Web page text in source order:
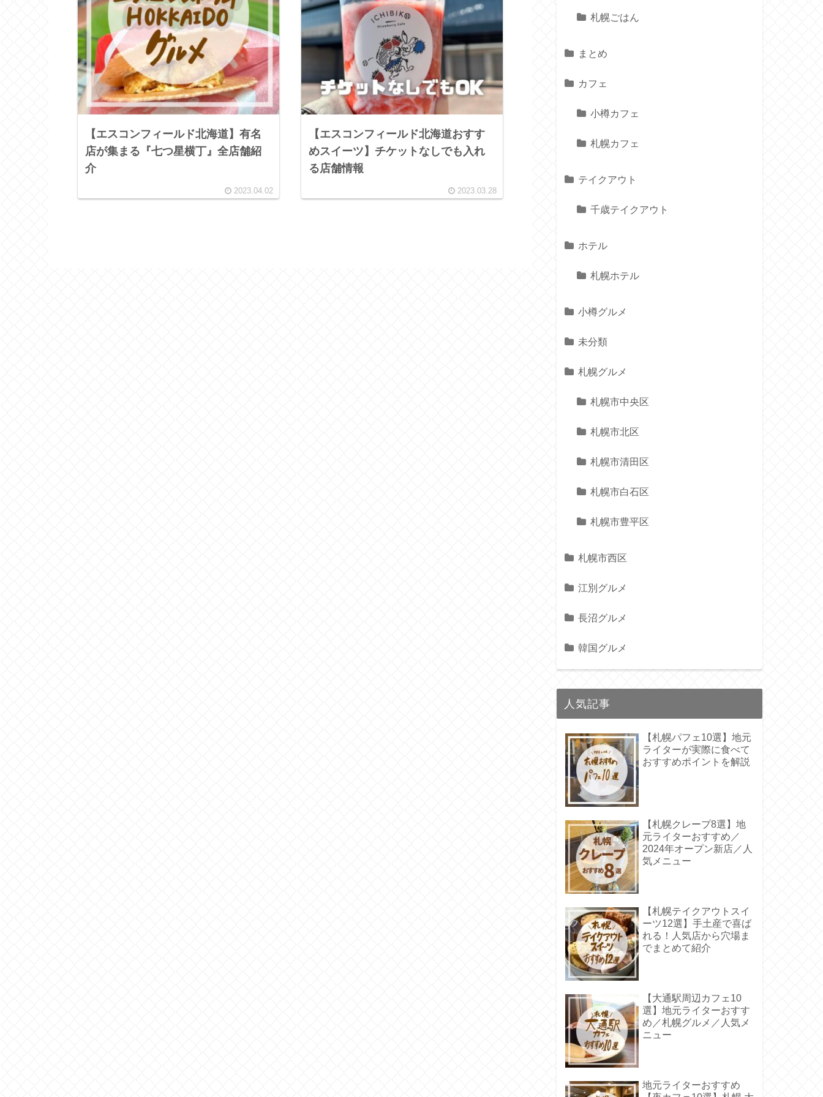
【エスコンフィールド北海道】有名
店が集まる『七つ星横丁』全店舗紹
介
2023.04.02
【エスコンフィールド北海道おすす
めスイーツ】チケットなしでも入れ
る店舗情報
2023.03.28
札幌ごはん
まとめ
カフェ
小樽カフェ
札幌カフェ
テイクアウト
千歳テイクアウト
ホテル
札幌ホテル
小樽グルメ
未分類
札幌グルメ
札幌市中央区
札幌市北区
札幌市清田区
札幌市白石区
札幌市豊平区
札幌市西区
江別グルメ
長沼グルメ
韓国グルメ
人気記事
【札幌パフェ10選】地元
ライターが実際に食べて
おすすめポイントを解説
【札幌クレープ8選】地
元ライターおすすめ／
2024年オープン新店／人
気メニュー
【札幌テイクアウトスイ
ーツ12選】手土産で喜ば
れる！人気店から穴場ま
でまとめて紹介
【大通駅周辺カフェ10
選】地元ライターおすす
め／札幌グルメ／人気メ
ニュー
地元ライターおすすめ